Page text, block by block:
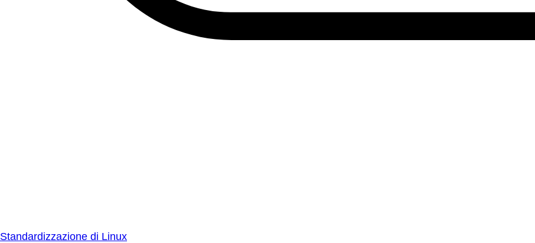
Standardizzazione di Linux